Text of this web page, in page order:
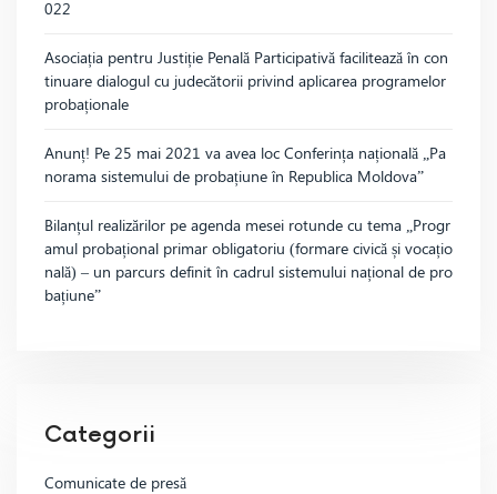
022
Asociația pentru Justiție Penală Participativă facilitează în con
tinuare dialogul cu judecătorii privind aplicarea programelor
probaționale
Anunț! Pe 25 mai 2021 va avea loc Conferința națională „Pa
norama sistemului de probațiune în Republica Moldova”
Bilanțul realizărilor pe agenda mesei rotunde cu tema „Progr
amul probațional primar obligatoriu (formare civică și vocațio
nală) – un parcurs definit în cadrul sistemului național de pro
bațiune”
Categorii
Comunicate de presă